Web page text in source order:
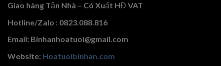
Giao hàng Tận Nhà – Có Xuất HĐ VAT
Hotline/Zalo : 0823.088.816
Email: Binhanhoatuoi@gmail.com
Website: Hoatuoibinhan.com